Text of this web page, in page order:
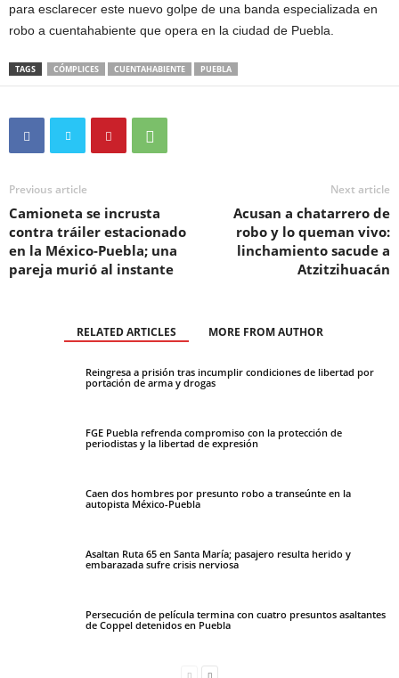
para esclarecer este nuevo golpe de una banda especializada en
robo a cuentahabiente que opera en la ciudad de Puebla.
TAGS CÓMPLICES CUENTAHABIENTE PUEBLA
Previous article
Camioneta se incrusta
contra tráiler estacionado
en la México-Puebla; una
pareja murió al instante
Next article
Acusan a chatarrero de
robo y lo queman vivo:
linchamiento sacude a
Atzitzihuacán
RELATED ARTICLES MORE FROM AUTHOR
Reingresa a prisión tras incumplir condiciones de libertad por
portación de arma y drogas
FGE Puebla refrenda compromiso con la protección de
periodistas y la libertad de expresión
Caen dos hombres por presunto robo a transeúnte en la
autopista México-Puebla
Asaltan Ruta 65 en Santa María; pasajero resulta herido y
embarazada sufre crisis nerviosa
Persecución de película termina con cuatro presuntos asaltantes
de Coppel detenidos en Puebla